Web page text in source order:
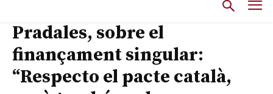
Pradales, sobre el
finançament singular:
“Respecto el pacte català,